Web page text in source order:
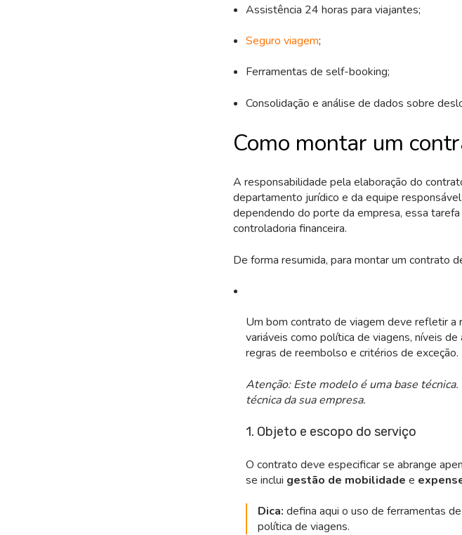
Assistência 24 horas para viajantes;
Seguro viagem;
Ferramentas de self-booking;
Consolidação e análise de dados sobre
Como montar um
A responsabilidade pela elaboração do
departamento jurídico e da equipe
dependendo do porte da empresa, essa
controladoria financeira.
De forma resumida, para montar um contrato
Um bom contrato de viagem deve refletir a
variáveis como política de viagens, níveis
regras de reembolso e critérios de exceção.
Atenção: Este modelo é uma base
técnica da sua empresa.
1. Objeto e escopo do serviço
O contrato deve especificar se abrange
se inclui gestão de mobilidade e e
Dica: defina aqui o uso de ferramentas de
política de viagens.